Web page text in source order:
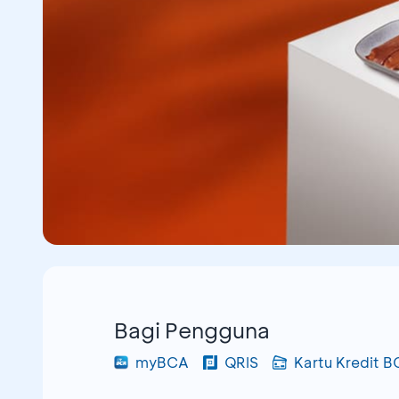
Bagi Pengguna
myBCA QRIS Kartu Kredit